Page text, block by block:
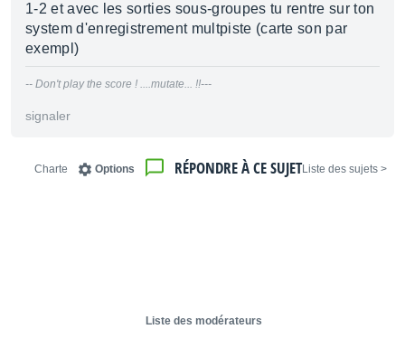
1-2 et avec les sorties sous-groupes tu rentre sur ton
system d'enregistrement multpiste (carte son par
exempl)
-- Don't play the score ! ....mutate... !!---
signaler
< Liste des sujets
RÉPONDRE À CE SUJET
Options
Charte
Liste des modérateurs